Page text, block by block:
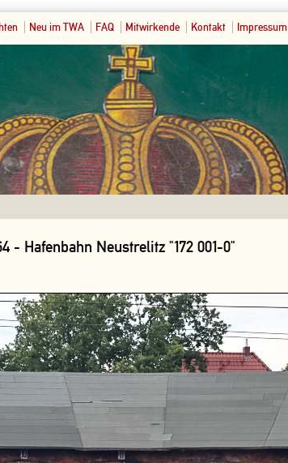
Neu im TWA FAQ Mitwirkende Kontakt Impressum
- Hafenbahn Neustrelitz "172 001-0"